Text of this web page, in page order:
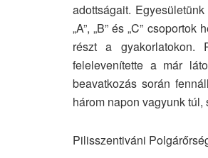
adottságait.
„A”, „B” és „C”
részt a gyakorlatokon.
felelevenítette a már
beavatkozás során
három napon vagyunk túl,
Pilisszentiváni